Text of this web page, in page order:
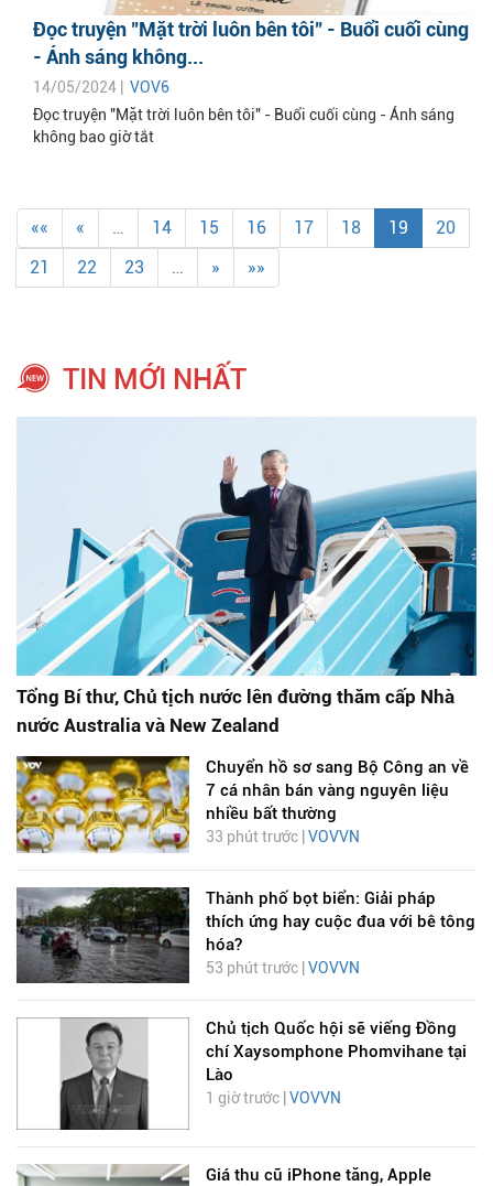
Đọc truyện "Mặt trời luôn bên tôi" - Buổi cuối cùng
- Ánh sáng không...
14/05/2024 | VOV6
Đọc truyện "Mặt trời luôn bên tôi" - Buổi cuối cùng - Ánh sáng
không bao giờ tắt
«« « … 14 15 16 17 18 19
20
21
22 23 … » »»
TIN MỚI NHẤT
Tổng Bí thư, Chủ tịch nước lên đường thăm cấp Nhà
nước Australia và New Zealand
Chuyển hồ sơ sang Bộ Công an về
7 cá nhân bán vàng nguyên liệu
nhiều bất thường
33 phút trước | VOVVN
Thành phố bọt biển: Giải pháp
thích ứng hay cuộc đua với bê tông
hóa?
53 phút trước | VOVVN
Chủ tịch Quốc hội sẽ viếng Đồng
chí Xaysomphone Phomvihane tại
Lào
1 giờ trước | VOVVN
Giá thu cũ iPhone tăng, Apple